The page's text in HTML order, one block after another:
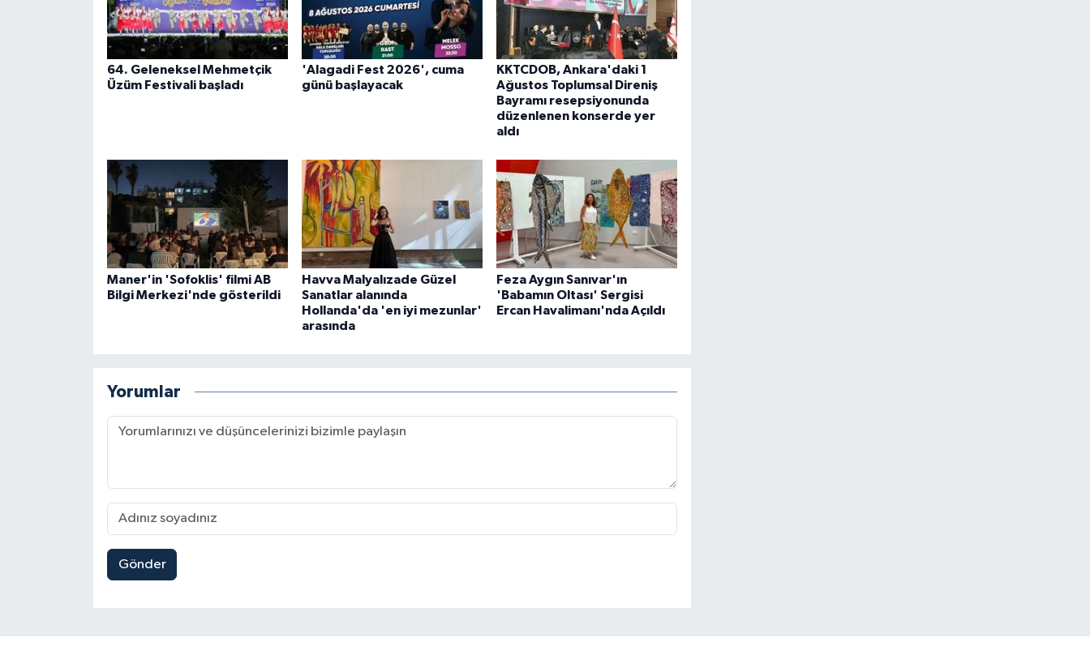
64. Geleneksel Mehmetçik
Üzüm Festivali başladı
'Alagadi Fest 2026', cuma
günü başlayacak
KKTCDOB, Ankara'daki 1
Ağustos Toplumsal Direniş
Bayramı resepsiyonunda
düzenlenen konserde yer
aldı
Maner'in 'Sofoklis' filmi AB
Bilgi Merkezi'nde gösterildi
Havva Malyalızade Güzel
Sanatlar alanında
Hollanda'da 'en iyi mezunlar'
arasında
Feza Aygın Sanıvar'ın
'Babamın Oltası' Sergisi
Ercan Havalimanı'nda Açıldı
Yorumlar
Gönder